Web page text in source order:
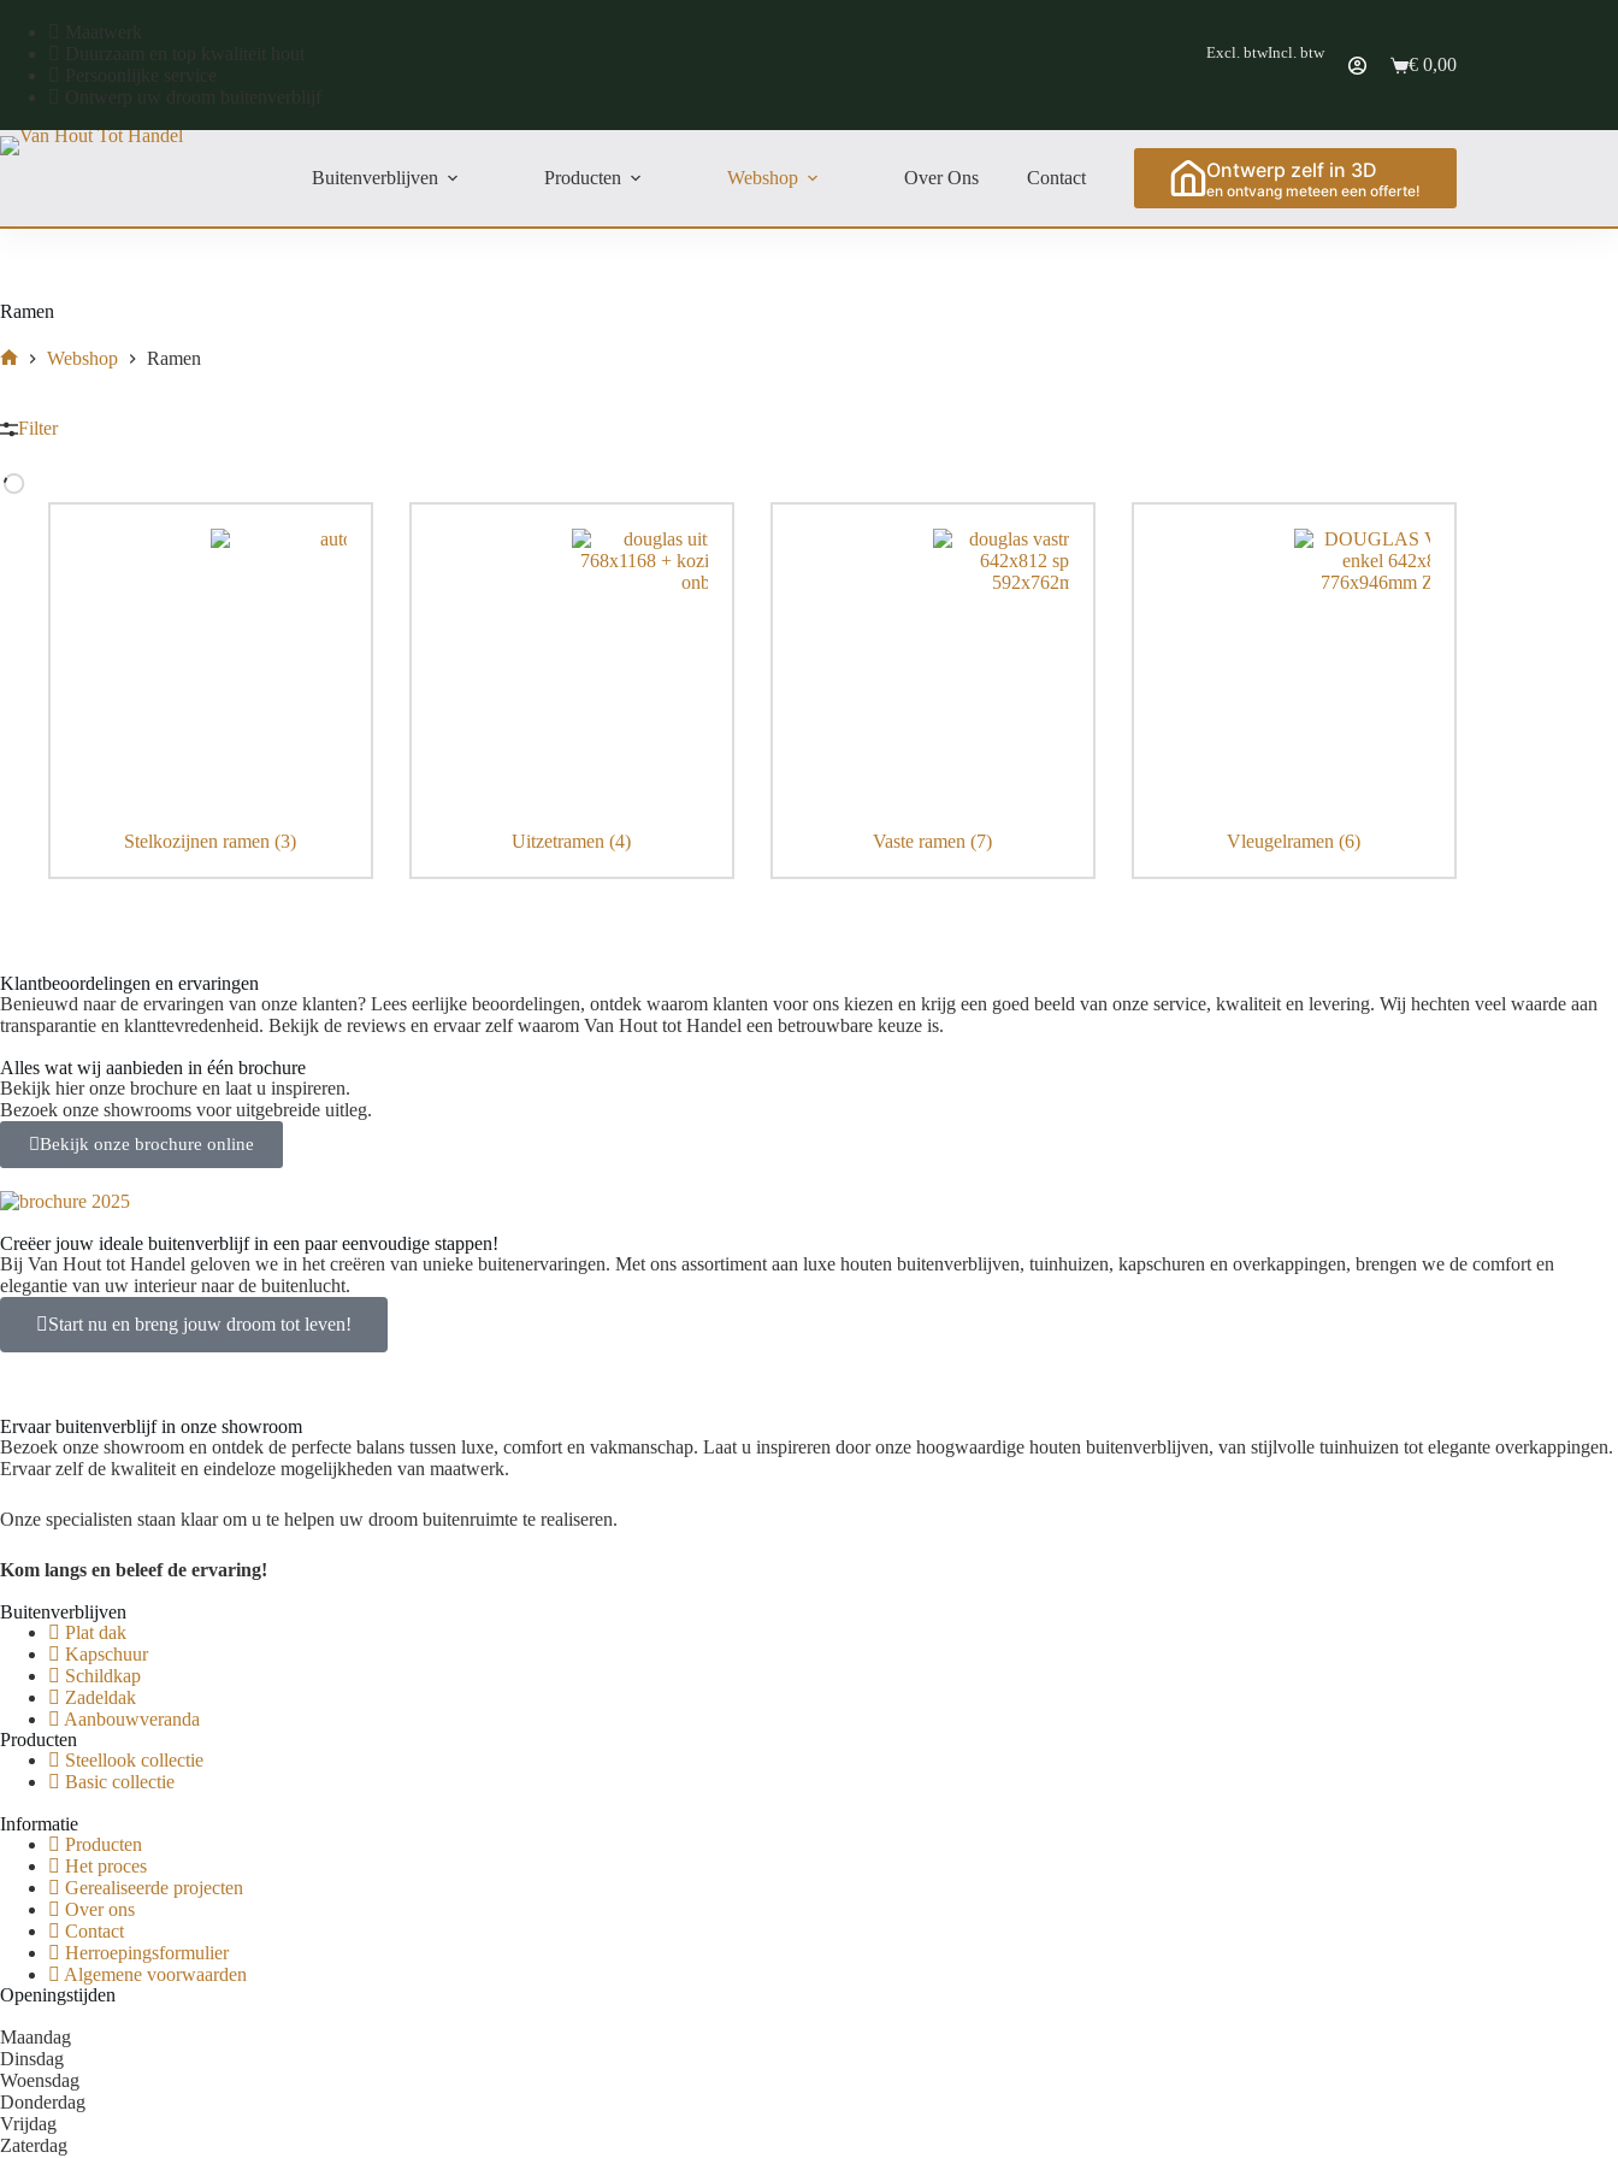
Excl. btwIncl. btw
€0,00
Buitenverblijven Producten Webshop Over Ons Contact Ontwerp zelf in 3D
en ontvang meteen een offerte!
Ramen
Webshop Ramen
Filter
Stelkozijnen ramen(3) Uitzetramen(4) Vaste ramen(7) Vleugelramen(6)
Klantbeoordelingen en ervaringen
Benieuwd naar de ervaringen van onze klanten? Lees eerlijke beoordelingen, ontdek waarom klanten voor ons kiezen en krijg een goed beeld van onze service, kwaliteit en levering. Wij hechten veel waarde aan
transparantie en klanttevredenheid. Bekijk de reviews en ervaar zelf waarom Van Hout tot Handel een betrouwbare keuze is.
Alles wat wij aanbieden in één brochure
Bekijk hier onze brochure en laat u inspireren.
Bezoek onze showrooms voor uitgebreide uitleg.
Bekijk onze brochure online
Creëer jouw ideale buitenverblijf in een paar eenvoudige stappen!
Bij Van Hout tot Handel geloven we in het creëren van unieke buitenervaringen. Met ons assortiment aan luxe houten buitenverblijven, tuinhuizen, kapschuren en overkappingen, brengen we de comfort en
elegantie van uw interieur naar de buitenlucht.
Start nu en breng jouw droom tot leven!
Ervaar buitenverblijf in onze showroom
Bezoek onze showroom en ontdek de perfecte balans tussen luxe, comfort en vakmanschap. Laat u inspireren door onze hoogwaardige houten buitenverblijven, van stijlvolle tuinhuizen tot elegante overkappingen.
Ervaar zelf de kwaliteit en eindeloze mogelijkheden van maatwerk.
Onze specialisten staan klaar om u te helpen uw droom buitenruimte te realiseren.
Kom langs en beleef de ervaring!
Buitenverblijven
Plat dak
Kapschuur
Schildkap
Zadeldak
Aanbouwveranda
Producten
Steellook collectie
Basic collectie
Informatie
Producten
Het proces
Gerealiseerde projecten
Over ons
Contact
Herroepingsformulier
Algemene voorwaarden
Openingstijden
Maandag
Dinsdag
Woensdag
Donderdag
Vrijdag
Zaterdag